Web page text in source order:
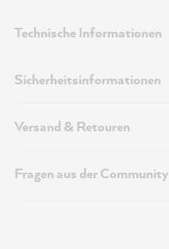
Technische Informationen
Sicherheitsinformationen
Versand & Retouren
Fragen aus der Community